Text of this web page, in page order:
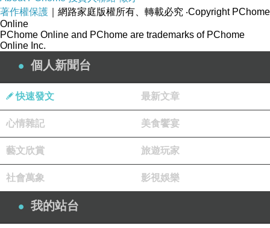
著作權保護 ｜網路家庭版權所有、轉載必究 ‧Copyright PChome
Online
PChome Online and PChome are trademarks of PChome
Online Inc.
個人新聞台
快速發文 最新文章
心情雜記 美食饗宴
藝文欣賞 旅遊玩家
社會萬象 影視娛樂
我的站台